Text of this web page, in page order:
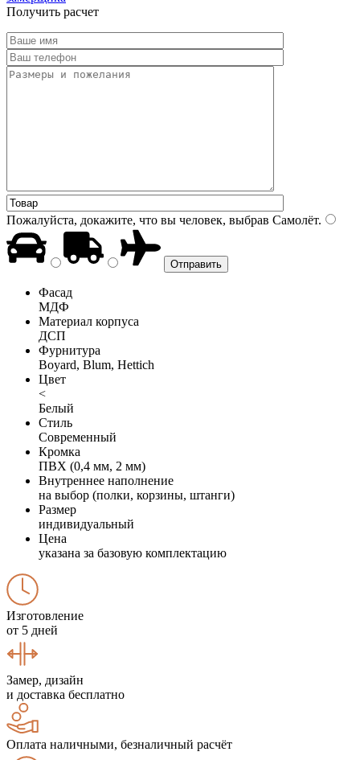
Получить расчет
Пожалуйста, докажите, что вы человек, выбрав Самолёт.
Фасад
МДФ
Материал корпуса
ДСП
Фурнитура
Boyard, Blum, Hettich
Цвет
<
Белый
Стиль
Современный
Кромка
ПВХ (0,4 мм, 2 мм)
Внутреннее наполнение
на выбор (полки, корзины, штанги)
Размер
индивидуальный
Цена
указана за базовую комплектацию
Изготовление
от 5 дней
Замер, дизайн
и доставка бесплатно
Оплата наличными, безналичный расчёт